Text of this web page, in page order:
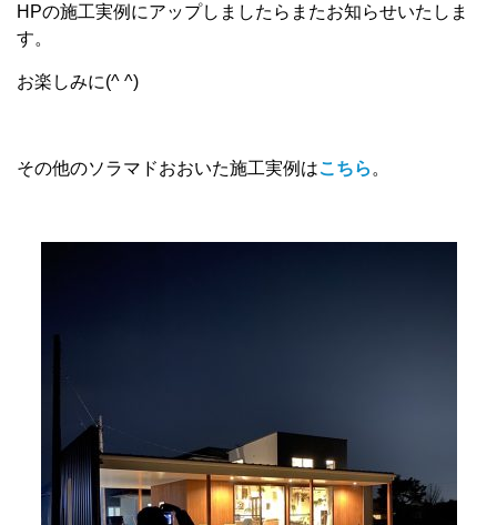
HPの施工実例にアップしましたらまたお知らせいたしま
す。
お楽しみに(^ ^)
その他のソラマドおおいた施工実例はこちら 。